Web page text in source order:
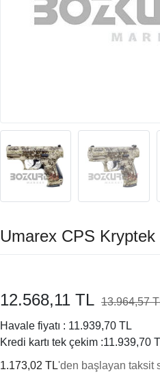
Umarex CPS Kryptek
12.568,11 TL 13.964,57
Havale fiyatı : 11.939,70 TL
Kredi kartı tek çekim :11.939,70
1.173,02 TL'den başlayan taksit